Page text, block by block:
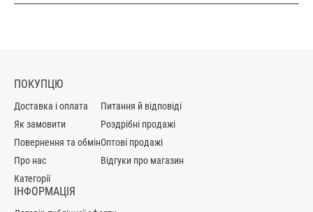
ПОКУПЦЮ
Доставка і оплата
Як замовити
Повернення та обмін
Про нас
Категорії
Питання й відповіді
Роздрібні продажі
Оптові продажі
Відгуки про магазин
ІНФОРМАЦІЯ